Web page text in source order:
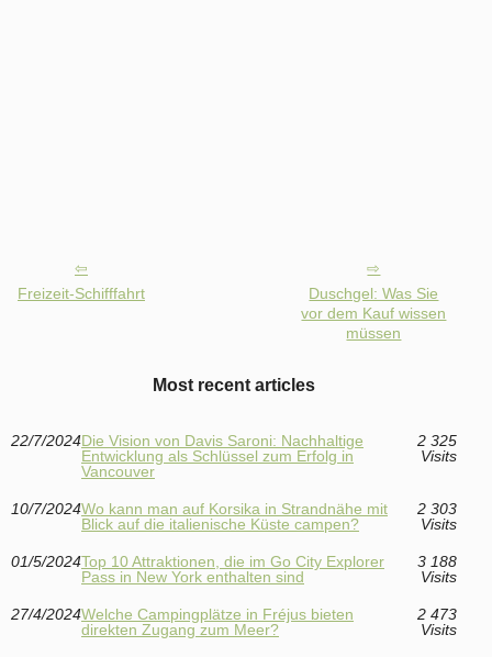
Freizeit-Schifffahrt
Duschgel: Was Sie
vor dem Kauf wissen
müssen
Most recent articles
22/7/2024Die Vision von Davis Saroni: Nachhaltige
Entwicklung als Schlüssel zum Erfolg in
Vancouver
2 325
Visits
10/7/2024Wo kann man auf Korsika in Strandnähe mit
Blick auf die italienische Küste campen?
2 303
Visits
01/5/2024Top 10 Attraktionen, die im Go City Explorer
Pass in New York enthalten sind
3 188
Visits
27/4/2024Welche Campingplätze in Fréjus bieten
direkten Zugang zum Meer?
2 473
Visits